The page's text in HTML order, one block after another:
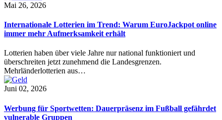
Mai 26, 2026
Internationale Lotterien im Trend: Warum EuroJackpot online
immer mehr Aufmerksamkeit erhält
Lotterien haben über viele Jahre nur national funktioniert und
überschreiten jetzt zunehmend die Landesgrenzen.
Mehrländerlotterien aus…
Juni 02, 2026
Werbung für Sportwetten: Dauerpräsenz im Fußball gefährdet
vulnerable Gruppen